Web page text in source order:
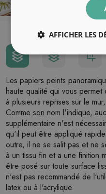
Les papiers peints
haute qualité qui vous
à plusieurs reprises sur le
Comme son nom l'indique,
supplémentaire n'est
qu'il peut être appliqué
outre, il ne se salit pas et ne
à un tissu fin et a une finition
être posé sur toute surface
n'est pas recommandé de
latex ou à l'acrylique.
AFFICHER LES